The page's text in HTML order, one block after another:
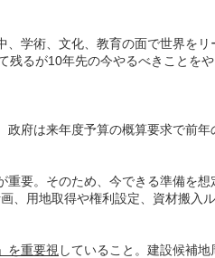
学術、文化、教育の面で世界を
るが10年先の今やるべきことをや
府は来年度予算の概算要求で前年
要。そのため、今できる準備を想
、用地取得や権利設定、資材搬入
を重要視 していること。建設候補